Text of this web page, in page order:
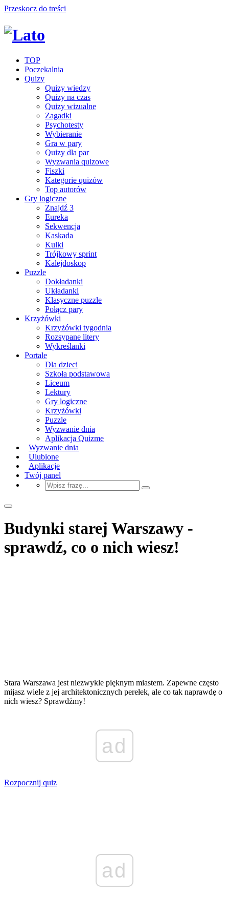
Przeskocz do treści
TOP
Poczekalnia
Quizy
Quizy wiedzy
Quizy na czas
Quizy wizualne
Zagadki
Psychotesty
Wybieranie
Gra w pary
Quizy dla par
Wyzwania quizowe
Fiszki
Kategorie quizów
Top autorów
Gry logiczne
Znajdź 3
Eureka
Sekwencja
Kaskada
Kulki
Trójkowy sprint
Kalejdoskop
Puzzle
Dokładanki
Układanki
Klasyczne puzzle
Połącz pary
Krzyżówki
Krzyżówki tygodnia
Rozsypane litery
Wykreślanki
Portale
Dla dzieci
Szkoła podstawowa
Liceum
Lektury
Gry logiczne
Krzyżówki
Puzzle
Wyzwanie dnia
Aplikacja Quizme
Wyzwanie dnia
Ulubione
Aplikacje
Twój panel
Budynki starej Warszawy -
sprawdź, co o nich wiesz!
Stara Warszawa jest niezwykle pięknym miastem. Zapewne często
mijasz wiele z jej architektonicznych perełek, ale co tak naprawdę o
nich wiesz? Sprawdźmy!
ad
Rozpocznij quiz
ad